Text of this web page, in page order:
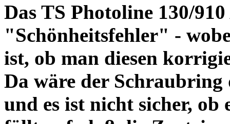
Das TS Photoline 130/
"Schönheitsfehler" -
ist, ob man diesen
Da wäre der
und es ist nicht sicher,